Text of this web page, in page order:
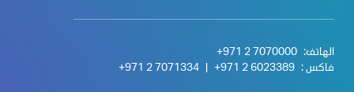
الهاتف: +971 2 7070000
فاكس : +971 2 6023389
+971 2 7071334